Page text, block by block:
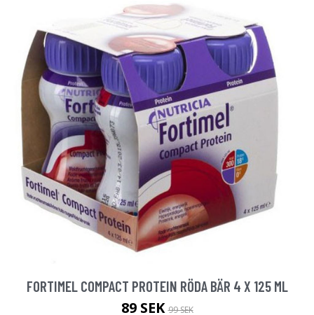
FORTIMEL COMPACT PROTEIN RÖDA BÄR 4 X 125 ML
89 SEK99 SEK